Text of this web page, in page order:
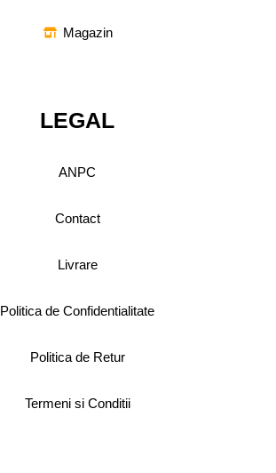
Magazin
LEGAL
ANPC
Contact
Livrare
Politica de Confidentialitate
Politica de Retur
Termeni si Conditii